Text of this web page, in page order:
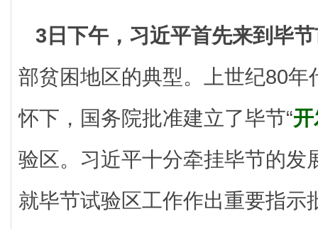
3日下午，习近平首先来到毕
部贫困地区的典型。上世纪80年
怀下，国务院批准建立了毕节“
验区。习近平十分牵挂毕节的发
就毕节试验区工作作出重要指示